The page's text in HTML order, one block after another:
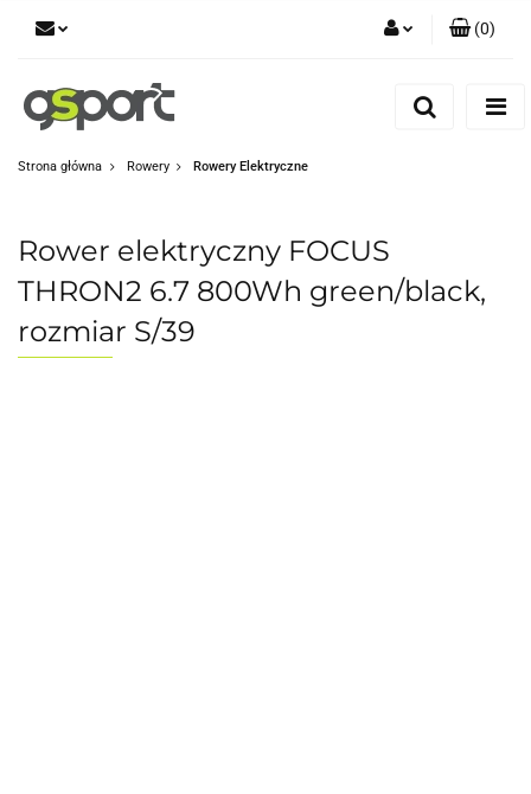
Dodaj zgłoszenie
(0)
Strona główna Rowery Rowery Elektryczne
Rower elektryczny FOCUS
THRON2 6.7 800Wh green/black,
rozmiar S/39